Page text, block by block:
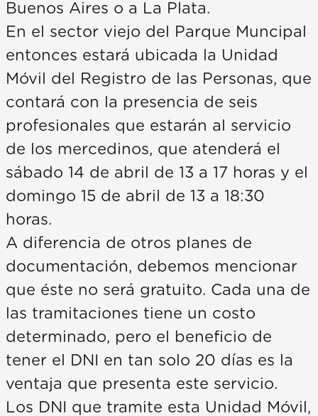
Buenos Aires o a La Plata.
En el sector viejo del Parque Muncipal
entonces estará ubicada la Unidad
Móvil del Registro de las Personas, que
contará con la presencia de seis
profesionales que estarán al servicio
de los mercedinos, que atenderá el
sábado 14 de abril de 13 a 17 horas y el
domingo 15 de abril de 13 a 18:30
horas.
A diferencia de otros planes de
documentación, debemos mencionar
que éste no será gratuito. Cada una de
las tramitaciones tiene un costo
determinado, pero el beneficio de
tener el DNI en tan solo 20 días es la
ventaja que presenta este servicio.
Los DNI que tramite esta Unidad Móvil,